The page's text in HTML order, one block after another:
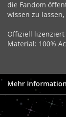
die Fandom
wissen zu
Offiziell lizenziert
Material: 100%
Mehr